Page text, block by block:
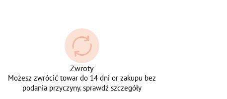
Zwroty
Możesz zwrócić towar do 14 dni or zakupu bez
podania przyczyny. sprawdź szczegóły